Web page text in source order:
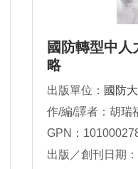
國防轉型中
略
出版單位： 國防
作/編/譯者：胡瑞
GPN：
出版／創刊日期